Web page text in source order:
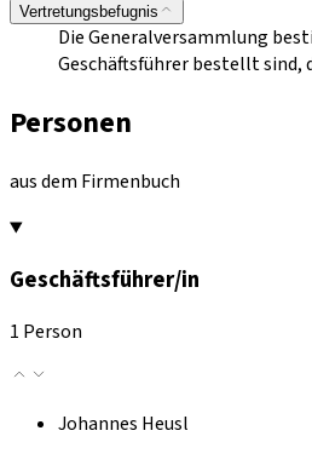
Vertretungsbefugnis
Die Generalversammlung
Geschäftsführer bestellt sind,
Personen
aus dem Firmenbuch
Geschäftsführer/in
1 Person
Johannes Heusl